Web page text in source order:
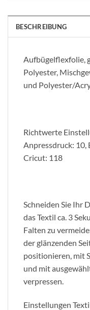
BESCHREIBUNG
Aufbügelflexfolie,
Polyester,
und Polyester/
Richtwerte
Anpressdruck: 10,
Cricut: 118
Schneiden Sie Ihr
das Textil ca. 3
Falten zu
der glänzenden
positionieren, mit
und mit
verpressen.
Einstellungen